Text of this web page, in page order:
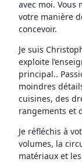
avec moi. Vous
votre manière
concevoir.
Je suis
exploite
principal..
moindres
cuisines, des
rangements et
Je réfléchis à
volumes, la
matériaux et